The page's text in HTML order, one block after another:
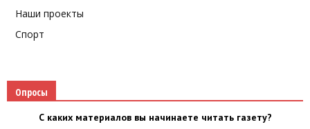
Наши проекты
Спорт
Опросы
С каких материалов вы начинаете читать газету?